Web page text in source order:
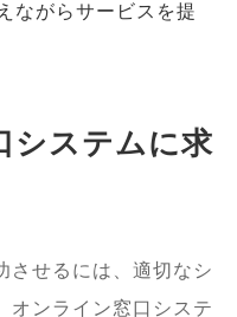
ながらサービスを提
システムに求
させるには、適切なシ
オンライン窓口システ